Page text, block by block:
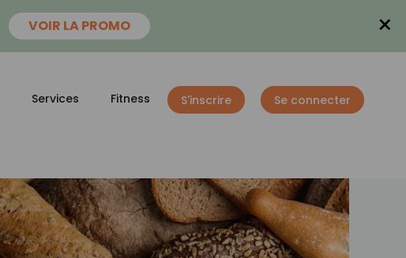
VOIR LA PROMO ×
Services Fitness S'inscrire Se connecter